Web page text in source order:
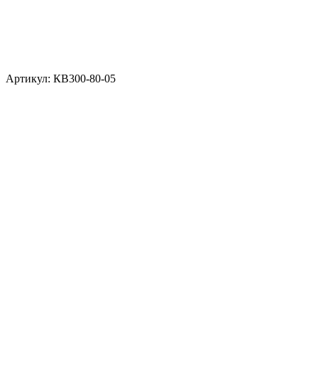
Артикул: КВ300-80-05